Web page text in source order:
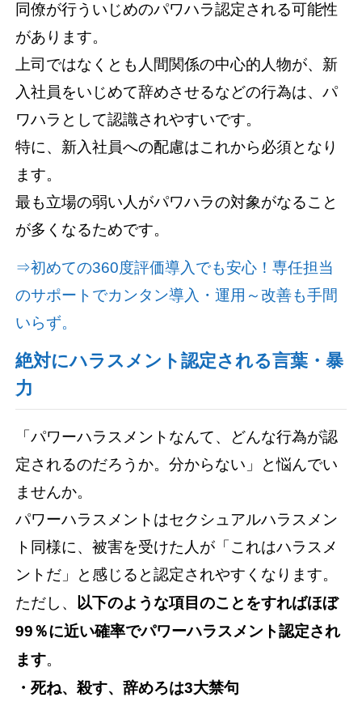
同僚が行ういじめのパワハラ認定される可能性
があります。
上司ではなくとも人間関係の中心的人物が、新
入社員をいじめて辞めさせるなどの行為は、パ
ワハラとして認識されやすいです。
特に、新入社員への配慮はこれから必須となり
ます。
最も立場の弱い人がパワハラの対象がなること
が多くなるためです。
⇒初めての360度評価導入でも安心！専任担当
のサポートでカンタン導入・運用～改善も手間
いらず。
絶対にハラスメント認定される言葉・暴
力
「パワーハラスメントなんて、どんな行為が認
定されるのだろうか。分からない」と悩んでい
ませんか。
パワーハラスメントはセクシュアルハラスメン
ト同様に、被害を受けた人が「これはハラスメ
ントだ」と感じると認定されやすくなります。
ただし、
以下のような項目のことをすればほぼ
99％に近い確率でパワーハラスメント認定され
ます。
・死ね、殺す、辞めろは3大禁句